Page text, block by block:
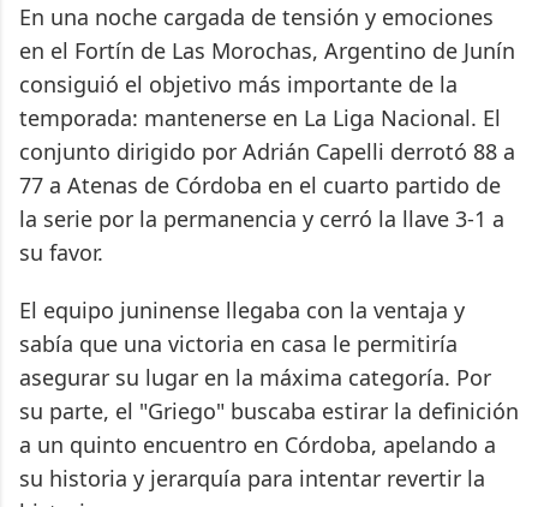
En una noche cargada de tensión y emociones
en el Fortín de Las Morochas, Argentino de Junín
consiguió el objetivo más importante de la
temporada: mantenerse en La Liga Nacional. El
conjunto dirigido por Adrián Capelli derrotó 88 a
77 a Atenas de Córdoba en el cuarto partido de
la serie por la permanencia y cerró la llave 3-1 a
su favor.
El equipo juninense llegaba con la ventaja y
sabía que una victoria en casa le permitiría
asegurar su lugar en la máxima categoría. Por
su parte, el "Griego" buscaba estirar la definición
a un quinto encuentro en Córdoba, apelando a
su historia y jerarquía para intentar revertir la